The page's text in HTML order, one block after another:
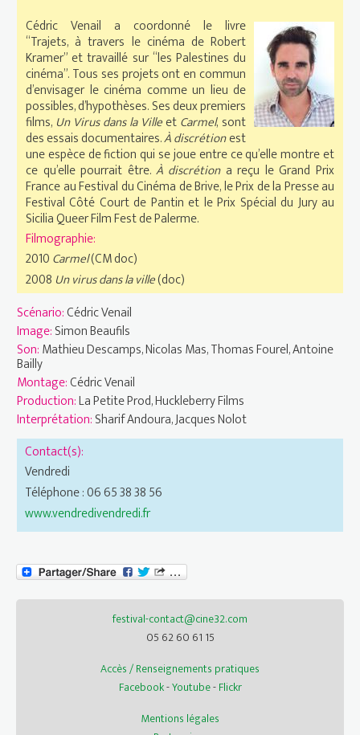
Cédric Venail a coordonné le livre
“Trajets, à travers le cinéma de Robert
Kramer” et travaillé sur “les Palestines du
cinéma”. Tous ses projets ont en commun
d’envisager le cinéma comme un lieu de
possibles, d’hypothèses. Ses deux premiers
films, Un Virus dans la VilleetCarmel, sont
des essais documentaires.À discrétionest
une espèce de fiction qui se joue entre ce qu’elle montre et
ce qu’elle pourrait être. À discrétiona reçu le Grand Prix
France au Festival du Cinéma de Brive, le Prix de la Presse au
Festival Côté Court de Pantin et le Prix Spécial du Jury au
Sicilia Queer Film Fest de Palerme.
Filmographie:
2010Carmel(CM doc)
2008 Un virus dans la ville(doc)
Scénario:Cédric Venail
Image:Simon Beaufils
Son:Mathieu Descamps, Nicolas Mas, Thomas Fourel, Antoine
Bailly
Montage:Cédric Venail
Production:La Petite Prod, Huckleberry Films
Interprétation:Sharif Andoura, Jacques Nolot
Contact(s):
Vendredi
Téléphone : 06 65 38 38 56
www.vendredivendredi.fr
festival-contact@cine32.com
05 62 60 61 15
Accès / Renseignements pratiques
Facebook-Youtube-Flickr
Mentions légales